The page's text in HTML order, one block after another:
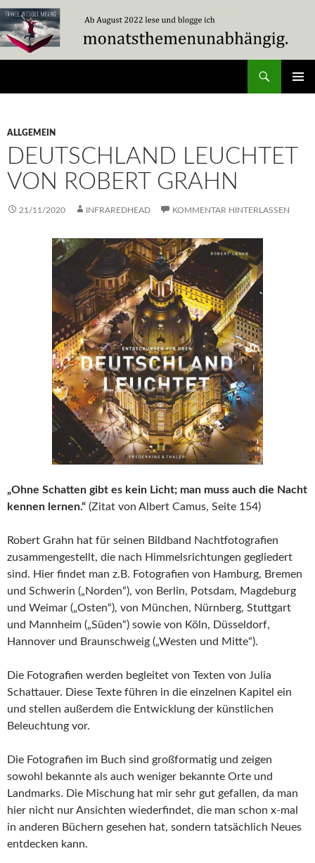
Zum
Inhalt
springen
ALLGEMEIN
DEUTSCHLAND LEUCHTET
VON ROBERT GRAHN
21/11/2020 INFRAREDHEAD KOMMENTAR HINTERLASSEN
„Ohne Schatten gibt es kein Licht; man muss auch die Nacht
kennen lernen.“ (Zitat von Albert Camus, Seite 154)
Robert Grahn hat für seinen Bildband Nachtfotografien
zusammengestellt, die nach Himmelsrichtungen gegliedert
sind. Hier findet man z.B. Fotografien von Hamburg, Bremen
und Schwerin („Norden“), von Berlin, Potsdam, Magdeburg
und Weimar („Osten“), von München, Nürnberg, Stuttgart
und Mannheim („Süden“) sowie von Köln, Düsseldorf,
Hannover und Braunschweig („Westen und Mitte“).
Die Fotografien werden begleitet von Texten von Julia
Schattauer. Diese Texte führen in die einzelnen Kapitel ein
und stellen außerdem die Entwicklung der künstlichen
Beleuchtung vor.
Die Fotografien im Buch sind großformatig und zeigen
sowohl bekannte als auch weniger bekannte Orte und
Landmarks. Die Mischung hat mir sehr gut gefallen, da man
hier nicht nur Ansichten wiederfindet, die man schon x-mal
in anderen Büchern gesehen hat, sondern tatsächlich Neues
entdecken kann.